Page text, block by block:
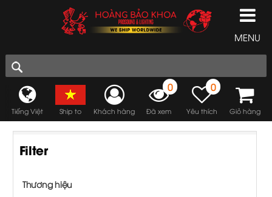
MENU
Tiếng Việt Ship to Khách hàng
0
Đã xem
0
Yêu thích Giỏ hàng
Filter
Thương hiệu